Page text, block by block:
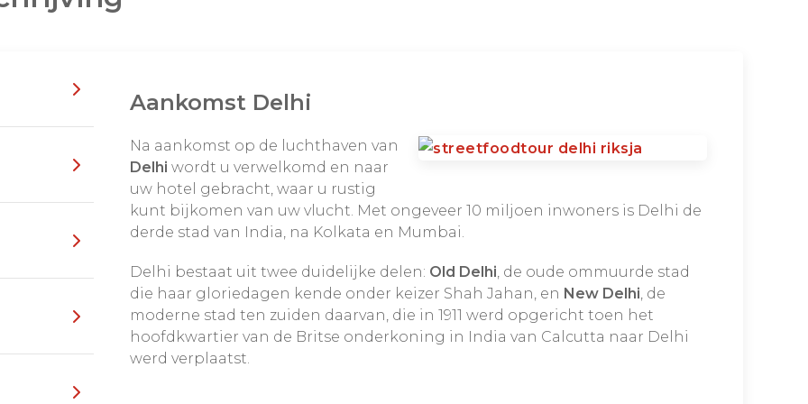
dit sprookjesachtige
steden als
en Jodhpur, bezoekt
beroemdste
reis veel completer
zelf de excursies uit
stijlvolle hotels.
aan te passen.
Aankomst Delhi
Na aankomst op de luchthaven van
Delhi wordt u verwelkomd en naar
uw hotel gebracht, waar u rustig
kunt bijkomen van uw vlucht. Met ongeveer 10 miljoen inwoners is Delhi de
derde stad van India, na Kolkata en Mumbai.
Delhi bestaat uit twee duidelijke delen: Old Delhi, de oude ommuurde stad
die haar gloriedagen kende onder keizer Shah Jahan, en New Delhi, de
moderne stad ten zuiden daarvan, die in 1911 werd opgericht toen het
hoofdkwartier van de Britse onderkoning in India van Calcutta naar Delhi
werd verplaatst.